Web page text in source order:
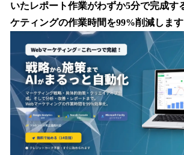
いたレポート作業がわずか5分で完成す
ケティングの作業時間を99%削減します